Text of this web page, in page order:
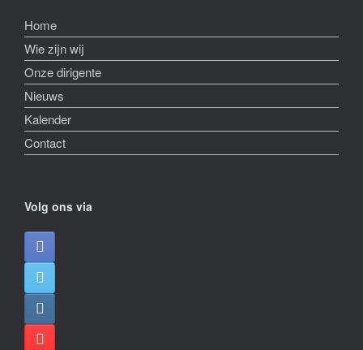
Home
Wie zijn wij
Onze dirigente
Nieuws
Kalender
Contact
Volg ons via